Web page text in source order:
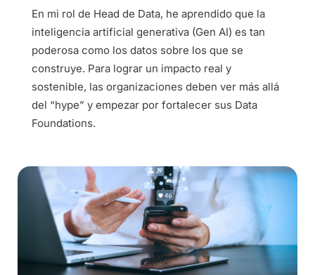
En mi rol de Head de Data, he aprendido que la
inteligencia artificial generativa (Gen AI) es tan
poderosa como los datos sobre los que se
construye. Para lograr un impacto real y
sostenible, las organizaciones deben ver más allá
del “hype” y empezar por fortalecer sus Data
Foundations.